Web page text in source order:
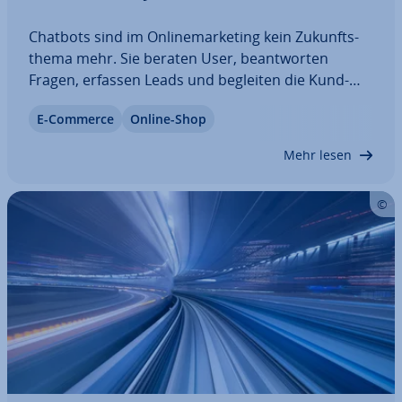
Chatbots sind im On­line­mar­ke­ting kein Zu­kunfts­
the­ma mehr. Sie beraten User, be­ant­wor­ten
Fragen, erfassen Leads und begleiten die Kund­
eine Chatbot-Marketing-Strategie aufbauen,
welche Ein­satz­be­rei­che sich eignen und wie sich
E-Commerce Online-Shop
Mehr lesen